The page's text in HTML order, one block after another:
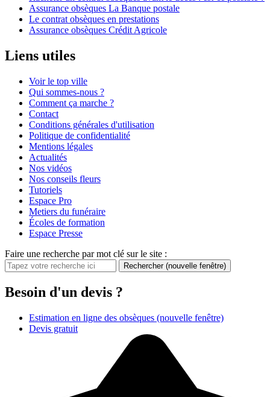
Assurance obsèques La Banque postale
Le contrat obsèques en prestations
Assurance obsèques Crédit Agricole
Liens utiles
Voir le top ville
Qui sommes-nous ?
Comment ça marche ?
Contact
Conditions générales d'utilisation
Politique de confidentialité
Mentions légales
Actualités
Nos vidéos
Nos conseils fleurs
Tutoriels
Espace Pro
Metiers du funéraire
Écoles de formation
Espace Presse
Faire une recherche par mot clé sur le site :
Rechercher (nouvelle fenêtre)
Besoin d'un devis ?
Estimation en ligne des obsèques (nouvelle fenêtre)
Devis gratuit